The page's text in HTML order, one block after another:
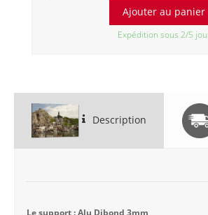
Expédition sous 2/5
Description
Le support : Alu Dibond 3mm